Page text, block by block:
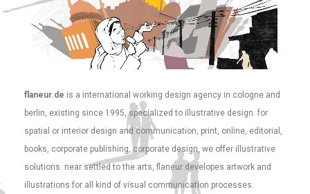
flaneur.de is a international working design agency in cologne and
berlin, existing since 1995, specialized to illustrative design. for
spatial or interior design and communication, print, online, editorial,
books, corporate publishing, corporate design, we offer illustrative
solutions. near settled to the arts, flaneur developes artwork and
illustrations for all kind of visual communication processes.